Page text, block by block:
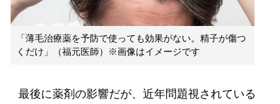
「薄毛治療薬を予防で使っても効果がない。精子が傷つ
くだけ」（福元医師）※画像はイメージです
最後に薬剤の影響だが、近年問題視されている